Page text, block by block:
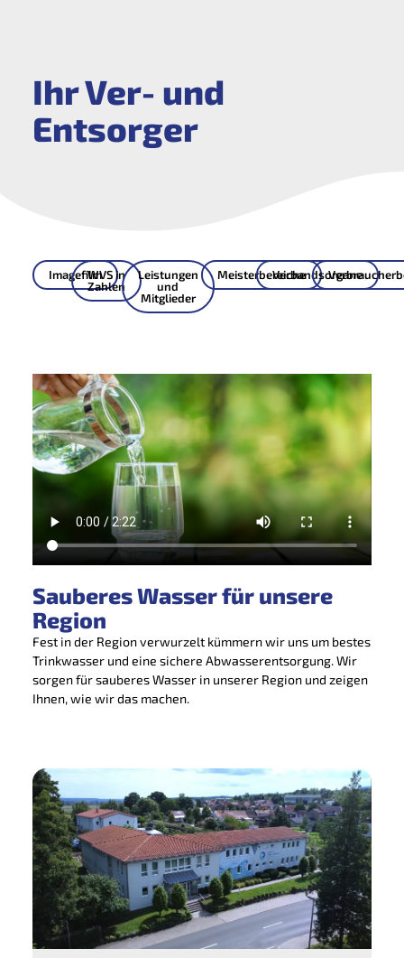
Ihr Ver- und
Entsorger
ImagefilmWVS in
Zahlen
Leistungen
und
Mitglieder
MeisterbereicheVerbandsorgane
Sauberes Wasser für unsere
Region
Fest in der Region verwurzelt kümmern wir uns um bestes
Trinkwasser und eine sichere Abwasserentsorgung. Wir
sorgen für sauberes Wasser in unserer Region und zeigen
Ihnen, wie wir das machen.